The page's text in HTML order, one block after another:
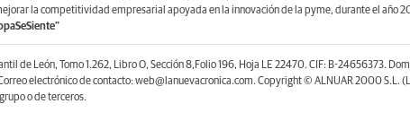
la competitividad empresarial apoyada en la innovación de la pyme, durante el año
de León, Tomo 1.262, Libro O, Sección 8,Folio 196, Hoja LE 22470. CIF: B-24656373.
electrónico de contacto: web@lanuevacronica.com. Copyright © ALNUAR 2000 S.L.
o de terceros.